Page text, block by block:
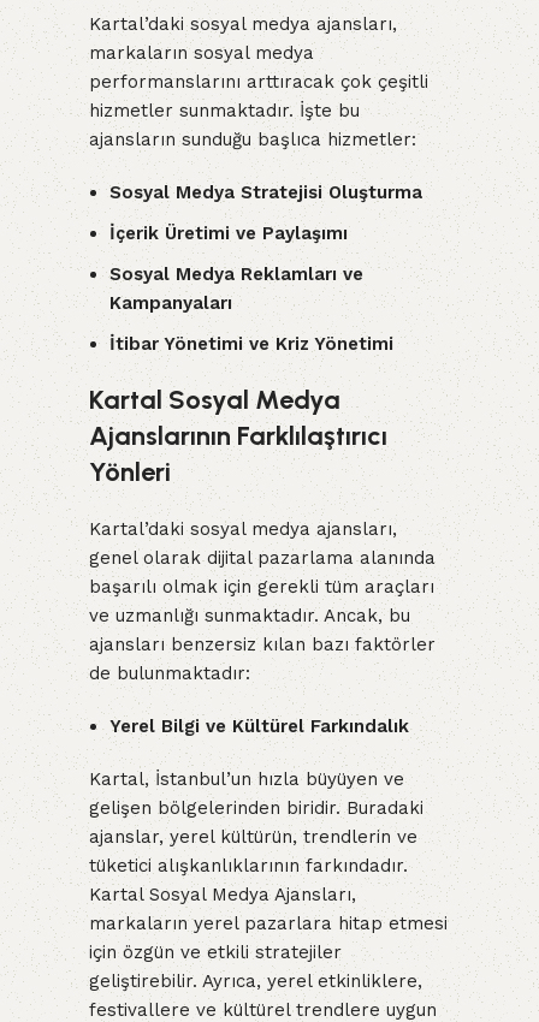
Kartal’daki sosyal medya ajansları,
markaların sosyal medya
performanslarını arttıracak çok çeşitli
hizmetler sunmaktadır. İşte bu
ajansların sunduğu başlıca hizmetler:
Sosyal Medya Stratejisi Oluşturma
İçerik Üretimi ve Paylaşımı
Sosyal Medya Reklamları ve
Kampanyaları
İtibar Yönetimi ve Kriz Yönetimi
Kartal Sosyal Medya
Ajanslarının Farklılaştırıcı
Yönleri
Kartal’daki sosyal medya ajansları,
genel olarak dijital pazarlama alanında
başarılı olmak için gerekli tüm araçları
ve uzmanlığı sunmaktadır. Ancak, bu
ajansları benzersiz kılan bazı faktörler
de bulunmaktadır:
Yerel Bilgi ve Kültürel Farkındalık
Kartal, İstanbul’un hızla büyüyen ve
gelişen bölgelerinden biridir. Buradaki
ajanslar, yerel kültürün, trendlerin ve
tüketici alışkanlıklarının farkındadır.
Kartal Sosyal Medya Ajansları,
markaların yerel pazarlara hitap etmesi
için özgün ve etkili stratejiler
geliştirebilir. Ayrıca, yerel etkinliklere,
festivallere ve kültürel trendlere uygun